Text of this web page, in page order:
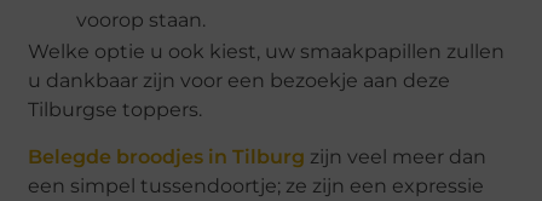
voorop staan.
Welke optie u ook kiest, uw smaakpapillen zullen
u dankbaar zijn voor een bezoekje aan deze
Tilburgse toppers.
Belegde broodjes in Tilburg zijn veel meer dan
een simpel tussendoortje; ze zijn een expressie